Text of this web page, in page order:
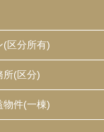
(区分所有)
所(区分)
物件(一棟)